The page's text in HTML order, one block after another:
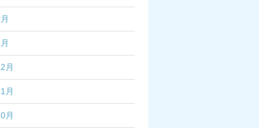
月
月
月